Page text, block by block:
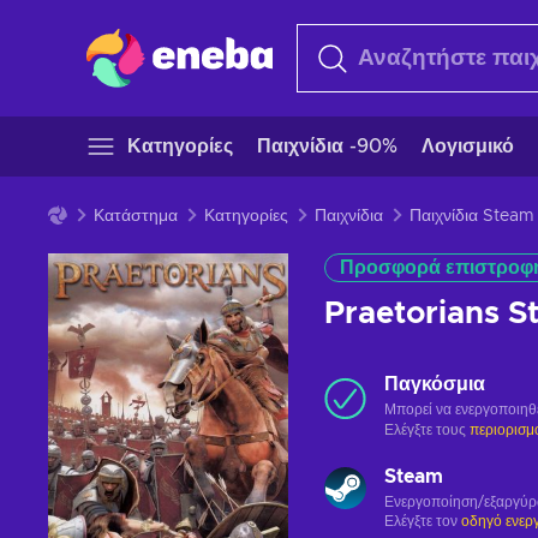
Κατηγορίες Παιχνίδια -90% Λογισμικό
Κατάστημα Κατηγορίες Παιχνίδια Παιχνίδια Steam
Προσφορά
Praetorians
Παγκόσμια
Μπορεί να
Ελέγξτε τους
Steam
Ενεργοποίηση/
Ελέγξτε τον οδηγό